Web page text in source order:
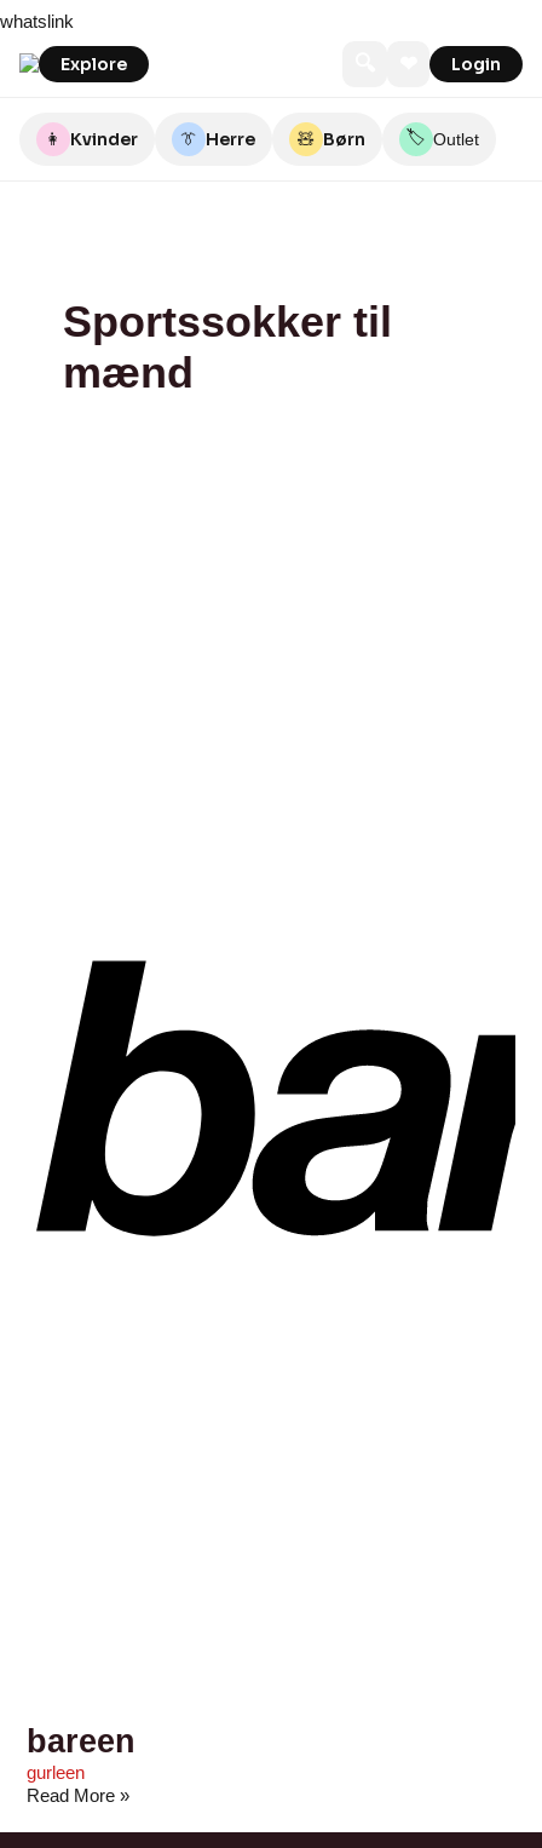
to
content
whatslink
Explore Login
👩 Kvinder 👔 Herre 🧸 Børn 🏷️ Outlet
Sportssokker til
mænd
bareen
gurleen
Read More »